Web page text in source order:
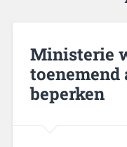
Ministerie
toenemend
beperken